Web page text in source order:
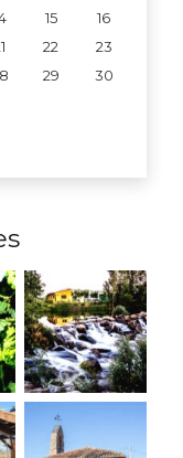
15
16
22
23
29
30